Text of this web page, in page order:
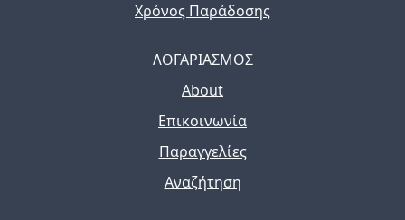
Χρόνος Παράδοσης
ΛΟΓΑΡΙΑΣΜΟΣ
About
Επικοινωνία
Παραγγελίες
Αναζήτηση